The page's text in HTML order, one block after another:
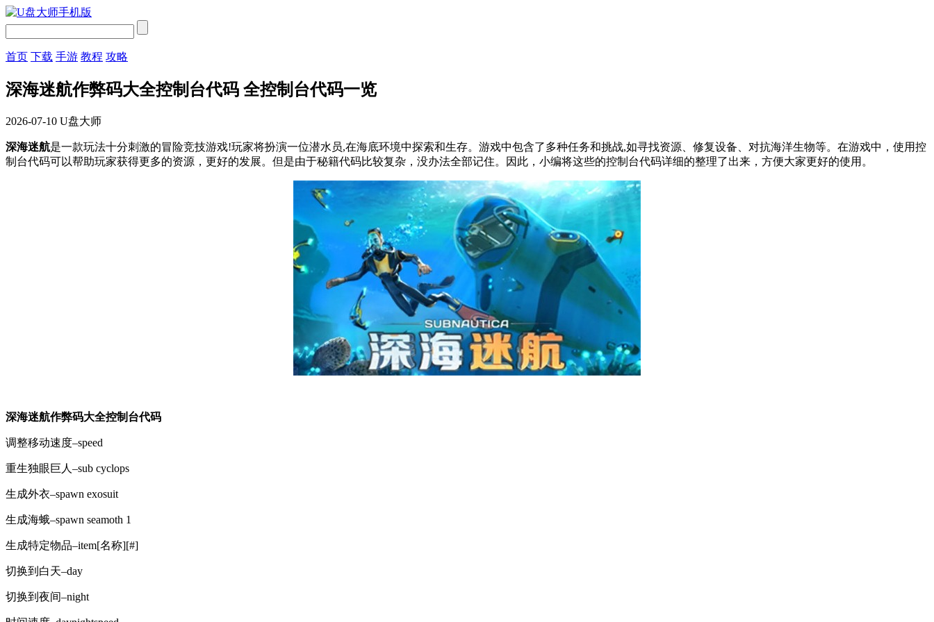
首页 下载 手游 教程 攻略
深海迷航作弊码大全控制台代码 全控制台代码一览
2026-07-10 U盘大师
深海迷航是一款玩法十分刺激的冒险竞技游戏!玩家将扮演一位潜水员,在海底环境中探索和生存。游戏中包含了多种任务和挑战,如寻找资源、修复设备、对抗海洋生物等。在游戏中，使用控
制台代码可以帮助玩家获得更多的资源，更好的发展。但是由于秘籍代码比较复杂，没办法全部记住。因此，小编将这些的控制台代码详细的整理了出来，方便大家更好的使用。
深海迷航作弊码大全控制台代码
调整移动速度–speed
重生独眼巨人–sub cyclops
生成外衣–spawn exosuit
生成海蛾–spawn seamoth 1
生成特定物品–item[名称][#]
切换到白天–day
切换到夜间–night